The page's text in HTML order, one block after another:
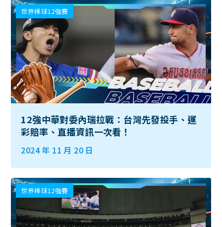
世界棒球12強賽
12強中華對委內瑞拉戰：台灣先發投手、運
彩賠率、直播資訊一次看！
2024 年 11 月 20 日
世界棒球12強賽